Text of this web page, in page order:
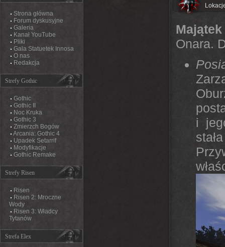
Strona główna
Forum dyskusyjne
Galeria
Kanał YouTube
Pliki
Gala Statuetek Innosa
O nas
Redakcja
Strefy Gothic
Gothic
Gothic II
Noc Kruka
Gothic 3
Zmierzch Bogów
Arcania: Gothic 4
Upadek Setarrif
Modyfikacje
Gothic Remake
Strefy Risen
Risen
Risen 2: Mroczne
Wody
Risen 3: Władcy
Tytanów
Strefa Elex
Onara.
i